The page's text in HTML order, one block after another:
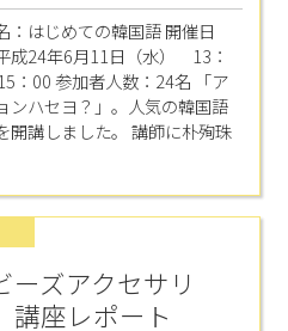
：はじめての韓国語 開催日
成24年6月11日（水） 13：
：00 参加者人数：24名 「ア
ンハセヨ？」。人気の韓国語
開講しました。 講師に朴殉珠
ーズアクセサリ
講座レポート